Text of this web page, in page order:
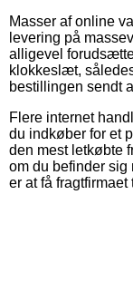
Masser af online
levering på
alligevel
klokkeslæt,
bestillingen sendt
Flere internet
du indkøber for et
den mest letkøbte
om du befinder
er at få